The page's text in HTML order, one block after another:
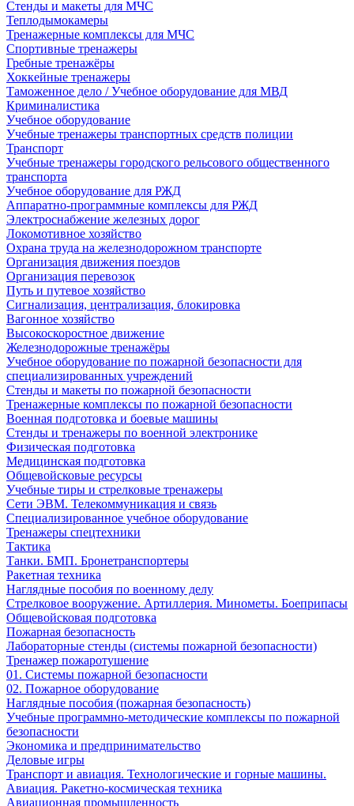
Стенды и макеты для МЧС
Теплодымокамеры
Тренажерные комплексы для МЧС
Спортивные тренажеры
Гребные тренажёры
Хоккейные тренажеры
Таможенное дело / Учебное оборудование для МВД
Криминалистика
Учебное оборудование
Учебные тренажеры транспортных средств полиции
Транспорт
Учебные тренажеры городского рельсового общественного
транспорта
Учебное оборудование для РЖД
Аппаратно-программные комплексы для РЖД
Электроснабжение железных дорог
Локомотивное хозяйство
Охрана труда на железнодорожном транспорте
Организация движения поездов
Организация перевозок
Путь и путевое хозяйство
Сигнализация, централизация, блокировка
Вагонное хозяйство
Высокоскоростное движение
Железнодорожные тренажёры
Учебное оборудование по пожарной безопасности для
специализированных учреждений
Стенды и макеты по пожарной безопасности
Тренажерные комплексы по пожарной безопасности
Военная подготовка и боевые машины
Стенды и тренажеры по военной электронике
Физическая подготовка
Медицинская подготовка
Общевойсковые ресурсы
Учебные тиры и стрелковые тренажеры
Сети ЭВМ. Телекоммуникация и связь
Специализированное учебное оборудование
Тренажеры спецтехники
Тактика
Танки. БМП. Бронетранспортеры
Ракетная техника
Наглядные пособия по военному делу
Стрелковое вооружение. Артиллерия. Минометы. Боеприпасы
Общевойсковая подготовка
Пожарная безопасность
Лабораторные стенды (системы пожарной безопасности)
Тренажер пожаротушение
01. Системы пожарной безопасности
02. Пожарное оборудование
Наглядные пособия (пожарная безопасность)
Учебные программно-методические комплексы по пожарной
безопасности
Экономика и предпринимательство
Деловые игры
Транспорт и авиация. Технологические и горные машины.
Авиация. Ракетно-космическая техника
Авиационная промышленность